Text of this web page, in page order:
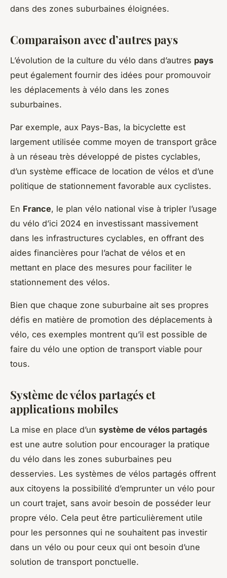
dans des zones suburbaines éloignées.
Comparaison avec d’autres pays
L’évolution de la culture du vélo dans d’autres pays
peut également fournir des idées pour promouvoir
les déplacements à vélo dans les zones
suburbaines.
Par exemple, aux Pays-Bas, la bicyclette est
largement utilisée comme moyen de transport grâce
à un réseau très développé de pistes cyclables,
d’un système efficace de location de vélos et d’une
politique de stationnement favorable aux cyclistes.
En France, le plan vélo national vise à tripler l’usage
du vélo d’ici 2024 en investissant massivement
dans les infrastructures cyclables, en offrant des
aides financières pour l’achat de vélos et en
mettant en place des mesures pour faciliter le
stationnement des vélos.
Bien que chaque zone suburbaine ait ses propres
défis en matière de promotion des déplacements à
vélo, ces exemples montrent qu’il est possible de
faire du vélo une option de transport viable pour
tous.
Système de vélos partagés et
applications mobiles
La mise en place d’un système de vélos partagés
est une autre solution pour encourager la pratique
du vélo dans les zones suburbaines peu
desservies. Les systèmes de vélos partagés offrent
aux citoyens la possibilité d’emprunter un vélo pour
un court trajet, sans avoir besoin de posséder leur
propre vélo. Cela peut être particulièrement utile
pour les personnes qui ne souhaitent pas investir
dans un vélo ou pour ceux qui ont besoin d’une
solution de transport ponctuelle.